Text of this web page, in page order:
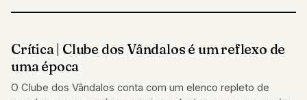
CINEMA
Crítica | Clube dos Vândalos é um reflexo de
uma época
O Clube dos Vândalos conta com um elenco repleto de